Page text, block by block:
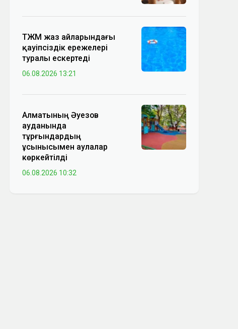
ТЖМ жаз айларындағы
қауіпсіздік ережелері
туралы ескертеді
06.08.2026 13:21
Алматының Әуезов
ауданында
тұрғындардың
ұсынысымен аулалар
көркейтілді
06.08.2026 10:32